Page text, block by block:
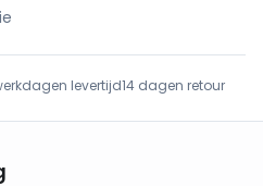
levertijd14 dagen retour